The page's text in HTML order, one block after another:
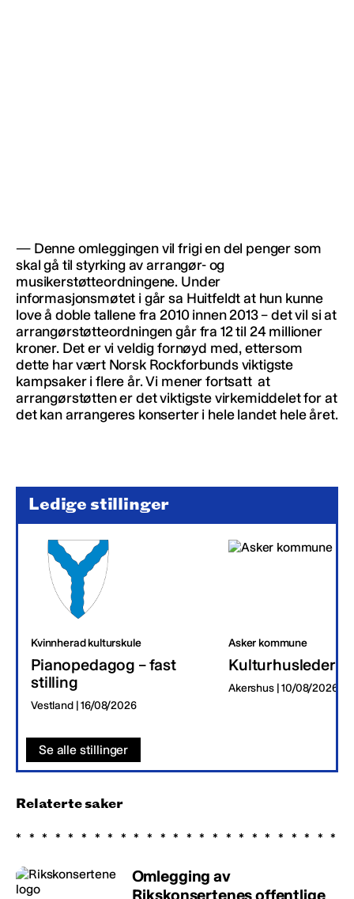
— Denne omleggingen vil frigi en del penger som
skal gå til styrking av arrangør- og
musikerstøtteordningene. Under
informasjonsmøtet i går sa Huitfeldt at hun kunne
love å doble tallene fra 2010 innen 2013 – det vil si at
arrangørstøtteordningen går fra 12 til 24 millioner
kroner. Det er vi veldig fornøyd med, ettersom
dette har vært Norsk Rockforbunds viktigste
kampsaker i flere år. Vi mener fortsatt at
arrangørstøtten er det viktigste virkemiddelet for at
det kan arrangeres konserter i hele landet hele året.
Ledige stillinger
Kvinnherad kulturskule
Pianopedagog – fast
stilling
Vestland | 16/08/2026
Asker kommune
Kulturhusleder
Akershus | 10/08/2026
Se alle stillinger
Relaterte saker
Omlegging av
Rikskonsertenes offentlige